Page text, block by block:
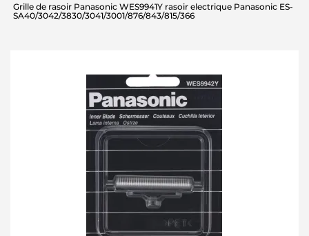
Grille de rasoir Panasonic WES9941Y rasoir electrique Panasonic ES-
SA40/3042/3830/3041/3001/876/843/815/366